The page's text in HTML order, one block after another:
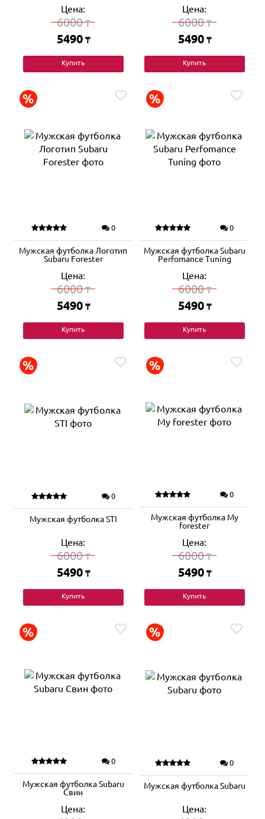
Цена:
6000₸
5490 ₸
Купить
Цена:
6000₸
5490 ₸
Купить
0
Мужская футболка Логотип
Subaru Forester
Цена:
6000₸
5490 ₸
Купить
0
Мужская футболка Subaru
Perfomance Tuning
Цена:
6000₸
5490 ₸
Купить
0
Мужская футболка STI
Цена:
6000₸
5490 ₸
Купить
0
Мужская футболка My
forester
Цена:
6000₸
5490 ₸
Купить
0
Мужская футболка Subaru
Свин
Цена:
0
Мужская футболка Subaru
Цена: